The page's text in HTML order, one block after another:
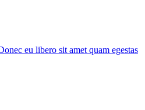
eu libero sit amet quam egestas